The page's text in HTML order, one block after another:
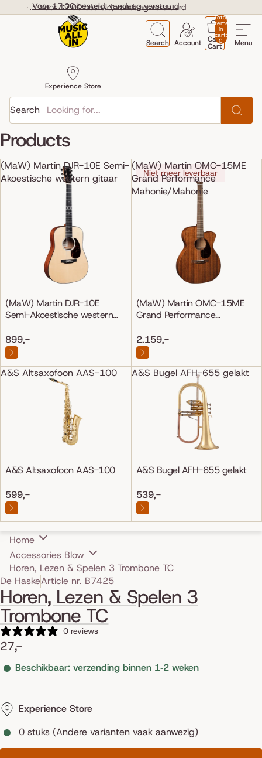
Voor 17:00 besteld, vandaag verstuurd
Voor 17:00 besteld, vandaag verstuurd
Menu
Search
Experience Store
Account
Total
items
in
cart:
0
Cart
Cart
Search
Products
(MaW) Martin DJR-10E Semi-
Akoestische western gitaar
(MaW) Martin DJR-10E
Semi-Akoestische western
899,-
(MaW) Martin OMC-15ME
Grand Performance
Mahonie/Mahonie
Niet meer leverbaar
(MaW) Martin OMC-15ME
Grand Performance
2.159,-
A&S Altsaxofoon AAS-100
A&S Altsaxofoon AAS-100
599,-
A&S Bugel AFH-655 gelakt
A&S Bugel AFH-655 gelakt
539,-
Home
Accessories Blow
Horen, Lezen & Spelen 3 Trombone TC
Skip to product information
De HaskeArticle nr. B7425
Horen, Lezen & Spelen 3
Trombone TC
0 reviews
27,-
Beschikbaar: verzending binnen 1‑2 weken
Experience Store
0 stuks (Andere varianten vaak aanwezig)